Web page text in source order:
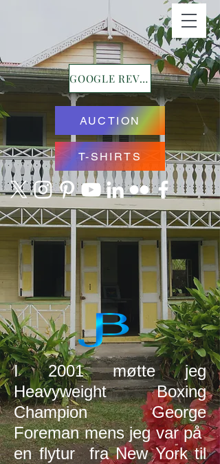
GOOGLE REVIEWS
AUCTION
T-SHIRTS
I 2001 møtte jeg
Heavyweight Boxing
Champion George
Foreman mens jeg var på
en flytur fra New York til